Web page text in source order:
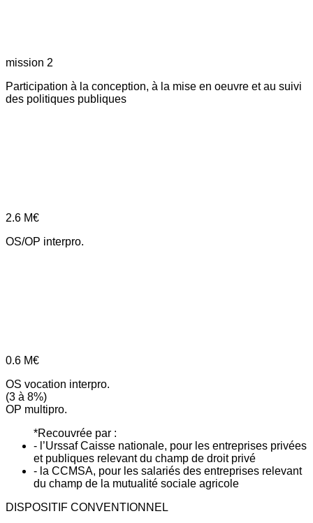
mission 2
Participation à la conception, à la mise en oeuvre et au suivi
des politiques publiques
2.6 M€
OS/OP interpro.
0.6 M€
OS vocation interpro.
(3 à 8%)
OP multipro.
*Recouvrée par :
- l’Urssaf Caisse nationale, pour les entreprises privées
et publiques relevant du champ de droit privé
- la CCMSA, pour les salariés des entreprises relevant
du champ de la mutualité sociale agricole
DISPOSITIF CONVENTIONNEL